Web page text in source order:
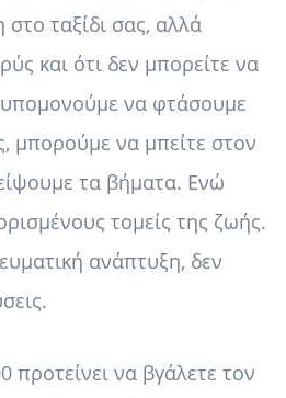
στο ταξίδι σας, αλλά
και ότι δεν μπορείτε να
να φτάσουμε
μπορούμε να μπείτε στον
τα βήματα. Ενώ
τομείς της ζωής.
ανάπτυξη, δεν
να βγάλετε τον